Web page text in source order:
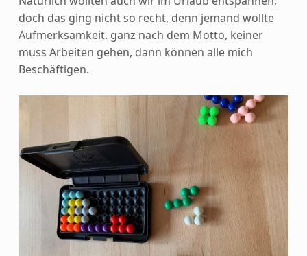
doch das ging nicht so recht, denn jemand wollte
Aufmerksamkeit. ganz nach dem Motto, keiner
muss Arbeiten gehen, dann können alle mich
Beschäftigen.